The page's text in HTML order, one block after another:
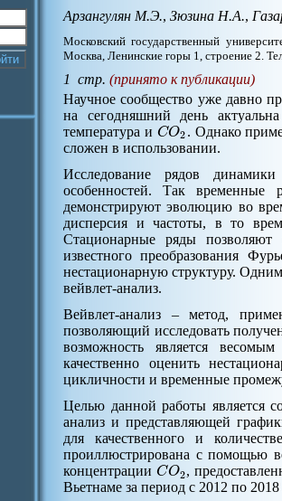
Арзангулян М.Э., Зюзина Н.А.,
Московский государственный
Москва, Ленинские горы 1, строение 2.
1 стр. (принято к публикации)
Научное сообщество уже давно
на сегодняшний день
температура и CO2. Однако
сложен в использовании.
Исследование рядов
особенностей. Так временные
демонстрируют эволюцию во
дисперсия и частоты, в то
Стационарные ряды
известного преобразования
нестационарную структуру.
вейвлет-анализ.
Вейвлет-анализ – метод,
позволяющий исследовать
возможность является
качественно оценить
цикличности и временные
Целью данной работы является
анализ и представляющей
для качественного и
проиллюстрирована с помощью
концентрации CO2,
Вьетнаме за период с 2012 по